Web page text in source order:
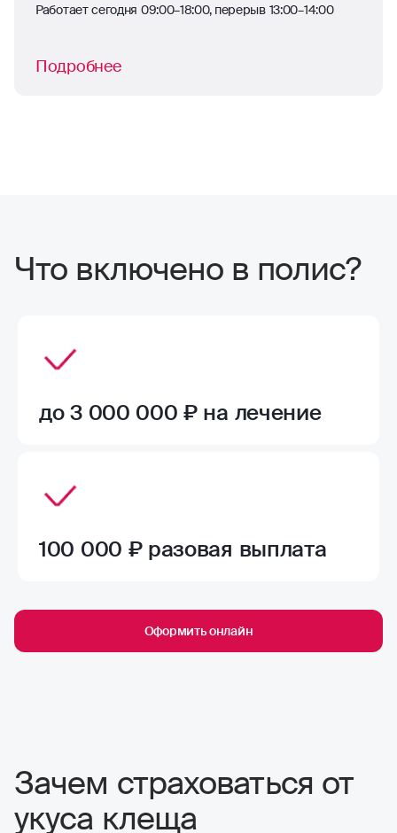
Работает сегодня 09:00–18:00, перерыв 13:00–14:00
Подробнее
Что включено в полис?
до 3 000 000 ₽ на лечение
100 000 ₽ разовая выплата
Оформить онлайн
Зачем страховаться от
укуса клеща